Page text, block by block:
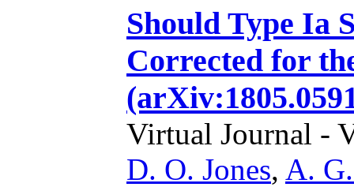
Should Type Ia
Corrected for
Virtual Journal -
D. O. Jones, A.